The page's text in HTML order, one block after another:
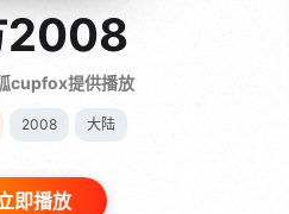
2008
cupfox提供播放
2008 大陆
即播放